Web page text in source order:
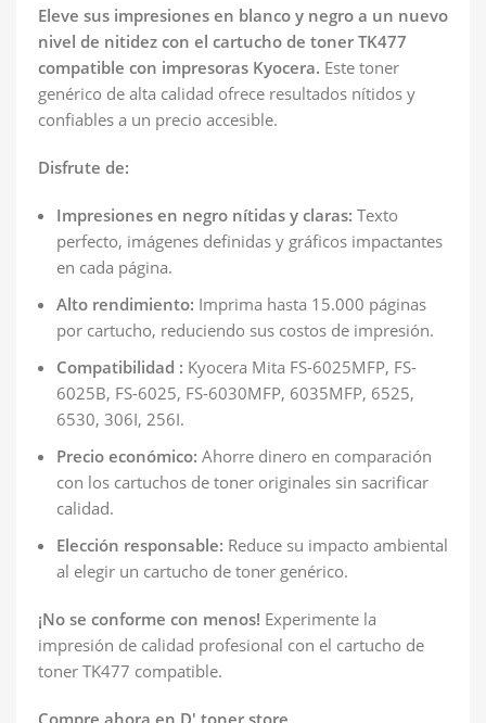
Eleve sus impresiones en blanco y negro a un nuevo
nivel de nitidez con el cartucho de toner TK477
compatible con impresoras Kyocera. Este toner
genérico de alta calidad ofrece resultados nítidos y
confiables a un precio accesible.
Disfrute de:
Impresiones en negro nítidas y claras: Texto
perfecto, imágenes definidas y gráficos impactantes
en cada página.
Alto rendimiento: Imprima hasta 15.000 páginas
por cartucho, reduciendo sus costos de impresión.
Compatibilidad : Kyocera Mita FS-6025MFP, FS-
6025B, FS-6025, FS-6030MFP, 6035MFP, 6525,
6530, 306I, 256I.
Precio económico: Ahorre dinero en comparación
con los cartuchos de toner originales sin sacrificar
calidad.
Elección responsable: Reduce su impacto ambiental
al elegir un cartucho de toner genérico.
¡No se conforme con menos! Experimente la
impresión de calidad profesional con el cartucho de
toner TK477 compatible.
Compre ahora en D' toner store